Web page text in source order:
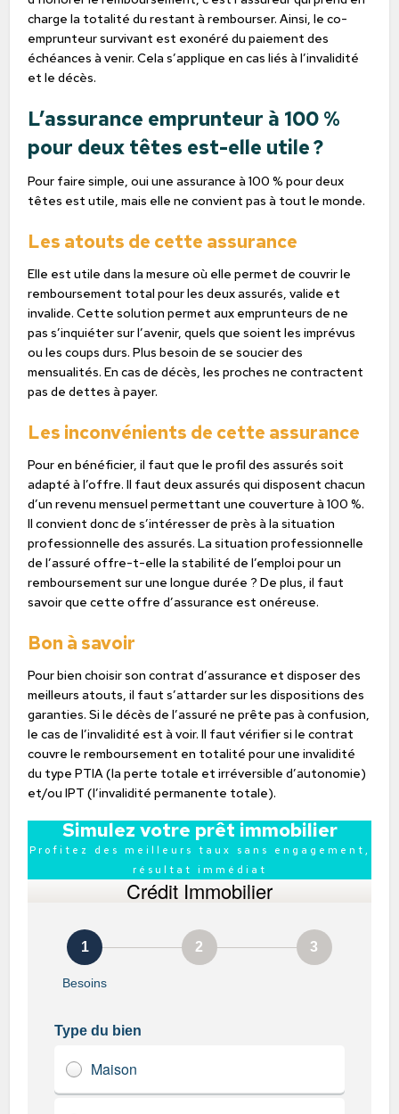
charge la totalité du restant à rembourser. Ainsi, le co-
emprunteur survivant est exonéré du paiement des
échéances à venir. Cela s’applique en cas liés à l’invalidité
et le décès.
L’assurance emprunteur à 100 %
pour deux têtes est-elle utile ?
Pour faire simple, oui une assurance à 100 % pour deux
têtes est utile, mais elle ne convient pas à tout le monde.
Les atouts de cette assurance
Elle est utile dans la mesure où elle permet de couvrir le
remboursement total pour les deux assurés, valide et
invalide. Cette solution permet aux emprunteurs de ne
pas s’inquiéter sur l’avenir, quels que soient les imprévus
ou les coups durs. Plus besoin de se soucier des
mensualités. En cas de décès, les proches ne contractent
pas de dettes à payer.
Les inconvénients de cette assurance
Pour en bénéficier, il faut que le profil des assurés soit
adapté à l’offre. Il faut deux assurés qui disposent chacun
d’un revenu mensuel permettant une couverture à 100 %.
Il convient donc de s’intéresser de près à la situation
professionnelle des assurés. La situation professionnelle
de l’assuré offre-t-elle la stabilité de l’emploi pour un
remboursement sur une longue durée ? De plus, il faut
savoir que cette offre d’assurance est onéreuse.
Bon à savoir
Pour bien choisir son contrat d’assurance et disposer des
meilleurs atouts, il faut s’attarder sur les dispositions des
garanties. Si le décès de l’assuré ne prête pas à confusion,
le cas de l’invalidité est à voir. Il faut vérifier si le contrat
couvre le remboursement en totalité pour une invalidité
du type PTIA (la perte totale et irréversible d’autonomie)
et/ou IPT (l’invalidité permanente totale).
Simulez votre prêt immobilier
Profitez des meilleurs taux sans engagement,
résultat immédiat